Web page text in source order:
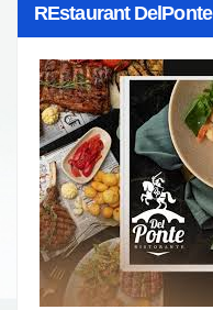
REstaurant DelPonte